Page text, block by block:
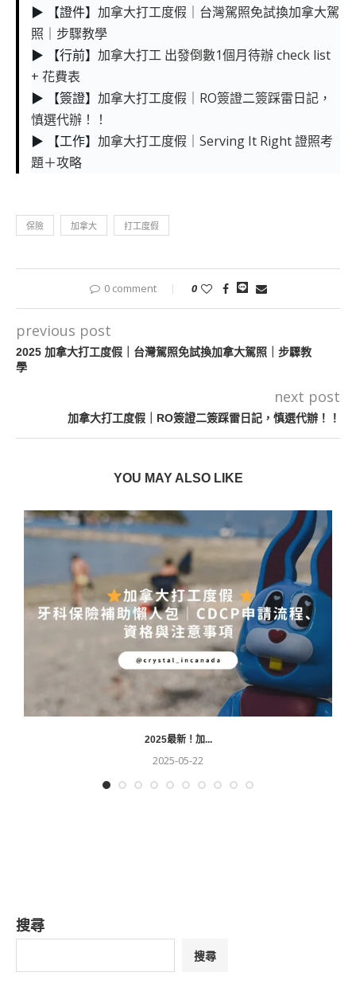
▶ 【證件】 加拿大打工度假｜台灣駕照免試換加拿大駕
照｜步驟教學
▶ 【行前】 加拿大打工 出發倒數1個月待辦 check list
+ 花費表
▶ 【簽證】 加拿大打工度假｜RO簽證二簽踩雷日記，
慎選代辦！！
▶ 【工作】 加拿大打工度假｜Serving It Right 證照考
題＋攻略
保險 加拿大 打工度假
0 comment 0
previous post
2025 加拿大打工度假｜台灣駕照免試換加拿大駕照｜步驟教
學
next post
加拿大打工度假｜RO簽證二簽踩雷日記，慎選代辦！！
YOU MAY ALSO LIKE
2025最新！加...
2025-05-22
搜尋
搜尋